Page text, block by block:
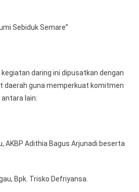
Sebiduk Semare”
kegiatan daring ini dipusatkan dengan
daerah guna memperkuat komitmen
lain:
AKBP Adithia Bagus Arjunadi beserta
Bpk. Trisko Defriyansa.